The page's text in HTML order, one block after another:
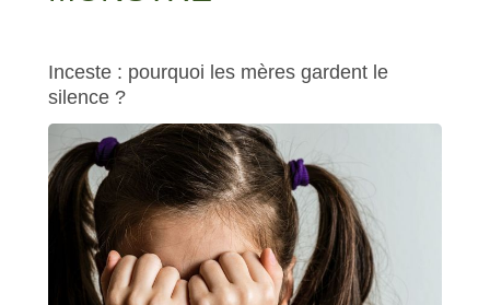
Inceste : pourquoi les mères gardent le
silence ?